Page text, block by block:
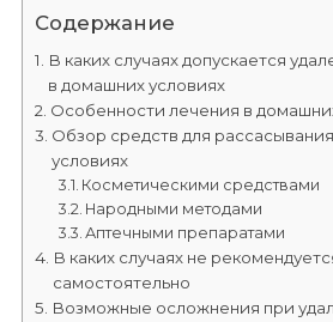
Содержание
В каких случаях допускается
в домашних условиях
Особенности лечения в
Обзор средств для
условиях
Косметическими средствами
Народными методами
Аптечными препаратами
В каких случаях не
самостоятельно
Возможные осложнения при